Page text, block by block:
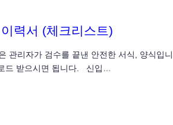
력서 (체크리스트)
관리자가 검수를 끝낸 안전한 서식, 양식입니
드 받으시면 됩니다. 신입…